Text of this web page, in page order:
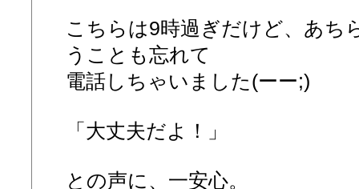
こちらは9時過ぎだけど、あち
うことも忘れて
電話しちゃいました(ーー;)
「大丈夫だよ！」
との声に、一安心。